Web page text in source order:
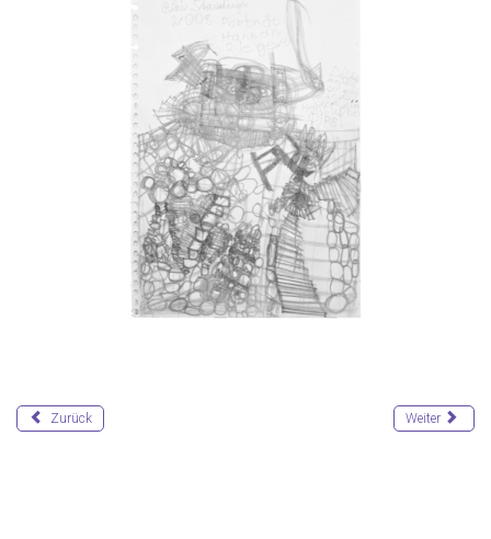
Zurück Weiter